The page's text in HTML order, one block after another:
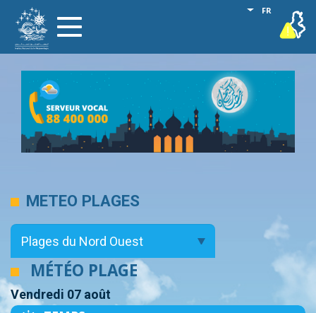
contenu
Toggle
navigation
FR
Lister les
vigilance
METEO PLAGES
MÉTÉO PLAGE
Vendredi 07 août